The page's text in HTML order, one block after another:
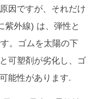
因ですが、それだけ
紫外線) は、弾性と
。ゴムを太陽の下
可塑剤が劣化し、ゴ
能性があります.